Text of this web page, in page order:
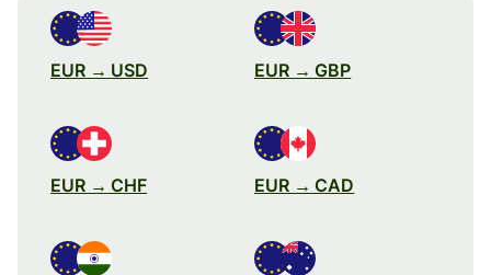
EUR → USD EUR → GBP
EUR → CHF EUR → CAD